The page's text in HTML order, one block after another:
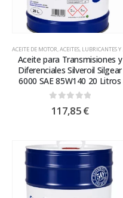
ACEITE DE MOTOR,ACEITES, LUBRICANTES Y GRASAS
Aceite para Transmisiones y
Diferenciales Silveroil Silgear
6000 SAE 85W140 20 Litros
0out of 5
117,85€